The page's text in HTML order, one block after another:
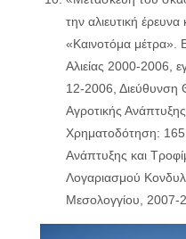
την αλιευτική
«Καινοτόμα μέτρα».
Αλιείας 2000-2006,
12-2006, Διεύθυνση
Αγροτικής
Χρηματοδότηση:
Ανάπτυξης και
Λογαριασμού
Μεσολογγίου, 2007-